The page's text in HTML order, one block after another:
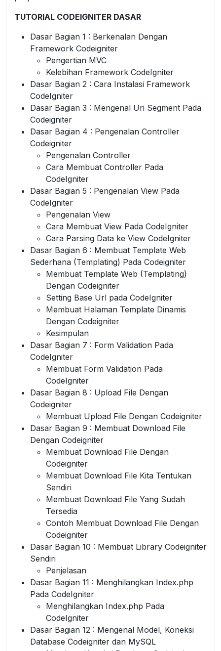
TUTORIAL CODEIGNITER DASAR
Dasar Bagian 1 : Berkenalan Dengan
Framework Codeigniter
Pengertian MVC
Kelebihan Framework CodeIgniter
Dasar Bagian 2 : Cara Instalasi Framework
CodeIgniter
Dasar Bagian 3 : Mengenal Uri Segment Pada
Codeigniter
Dasar Bagian 4 : Pengenalan Controller
Codeigniter
Pengenalan Controller
Cara Membuat Controller Pada
CodeIgniter
Dasar Bagian 5 : Pengenalan View Pada
CodeIgniter
Pengenalan View
Cara Membuat View Pada CodeIgniter
Cara Parsing Data ke View CodeIgniter
Dasar Bagian 6 : Membuat Template Web
Sederhana (Templating) Pada Codeigniter
Membuat Template Web (Templating)
Dengan Codeigniter
Setting Base Url pada CodeIgniter
Membuat Halaman Template Dinamis
Dengan Codeigniter
Kesimpulan
Dasar Bagian 7 : Form Validation Pada
CodeIgniter
Membuat Form Validation Pada
CodeIgniter
Dasar Bagian 8 : Upload File Dengan
Codeigniter
Membuat Upload File Dengan Codeigniter
Dasar Bagian 9 : Membuat Download File
Dengan Codeigniter
Membuat Download File Dengan
Codeigniter
Membuat Download File Kita Tentukan
Sendiri
Membuat Download File Yang Sudah
Tersedia
Contoh Membuat Download File Dengan
Codeigniter
Dasar Bagian 10 : Membuat Library Codeigniter
Sendiri
Penjelasan
Dasar Bagian 11 : Menghilangkan Index.php
Pada CodeIgniter
Menghilangkan Index.php Pada
CodeIgniter
Dasar Bagian 12 : Mengenal Model, Koneksi
Database Codeigniter dan MySQL